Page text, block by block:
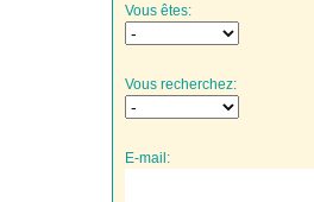
Vous êtes:
Vous recherchez:
E-mail: